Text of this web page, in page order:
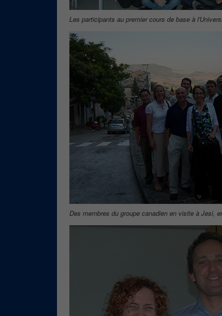
Les participants au premier cours de base à
Des membres du groupe canadien en visite à Jesi,